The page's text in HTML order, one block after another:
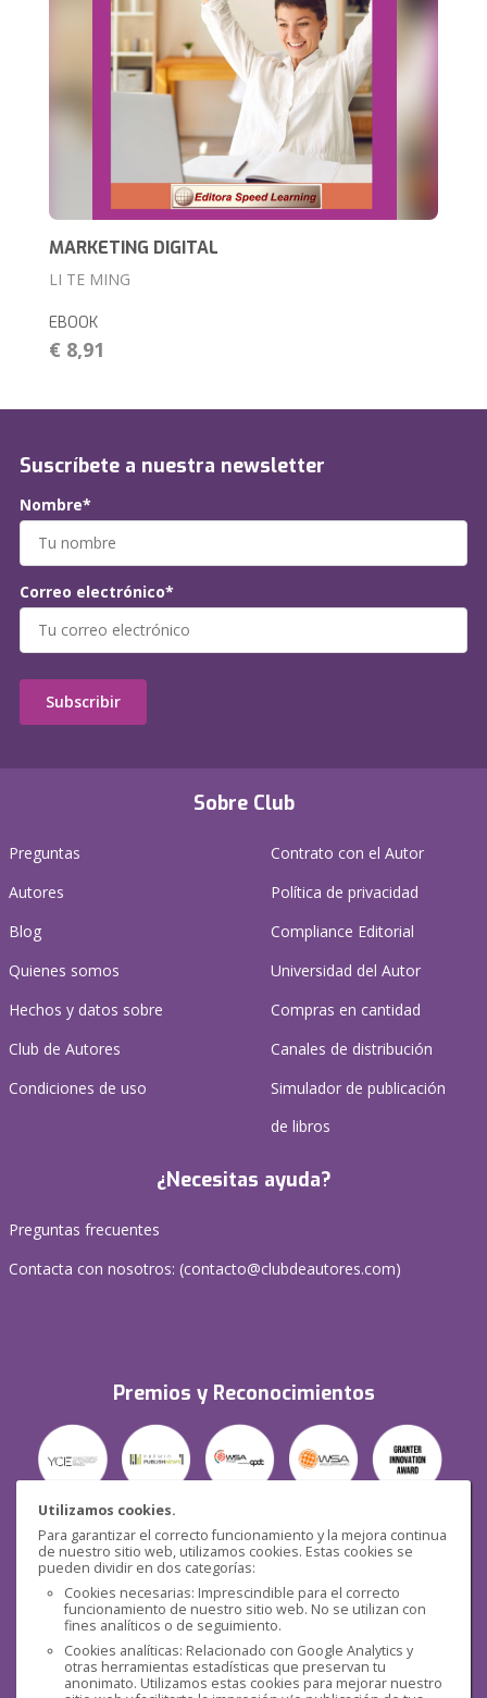
Utilizamos cookies.
Para garantizar el correcto funcionamiento y la mejora continua
de nuestro sitio web, utilizamos cookies. Estas cookies se
pueden dividir en dos categorías:
Cookies necesarias: Imprescindible para el correcto
funcionamiento de nuestro sitio web. No se utilizan con
fines analíticos o de seguimiento.
Cookies analíticas: Relacionado con Google Analytics y
otras herramientas estadísticas que preservan tu
anonimato. Utilizamos estas cookies para mejorar nuestro
MARKETING DIGITAL
LI TE MING
EBOOK
€ 8,91
Sobre Club
Preguntas
Autores
Blog
Quienes somos
Hechos y datos sobre
Club de Autores
Condiciones de uso
Contrato con el Autor
Política de privacidad
Compliance Editorial
Universidad del Autor
Compras en cantidad
Canales de distribución
Simulador de publicación
de libros
¿Necesitas ayuda?
Preguntas frecuentes
Contacta con nosotros: (contacto@clubdeautores.com)
Premios y Reconocimientos
Seguridad
Redes sociales
Suscríbete a nuestra newsletter
Nombre*
Correo electrónico*
Subscribir